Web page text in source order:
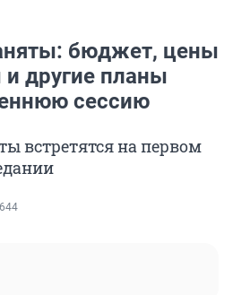
бюджет, цены
другие планы
сессию
встретятся на первом